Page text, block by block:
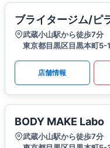
ブライタージム/ピ
武蔵小山駅から徒歩7分
東京都目黒区目黒本町
店舗情報
BODY MAKE Labo
武蔵小山駅から徒歩7分